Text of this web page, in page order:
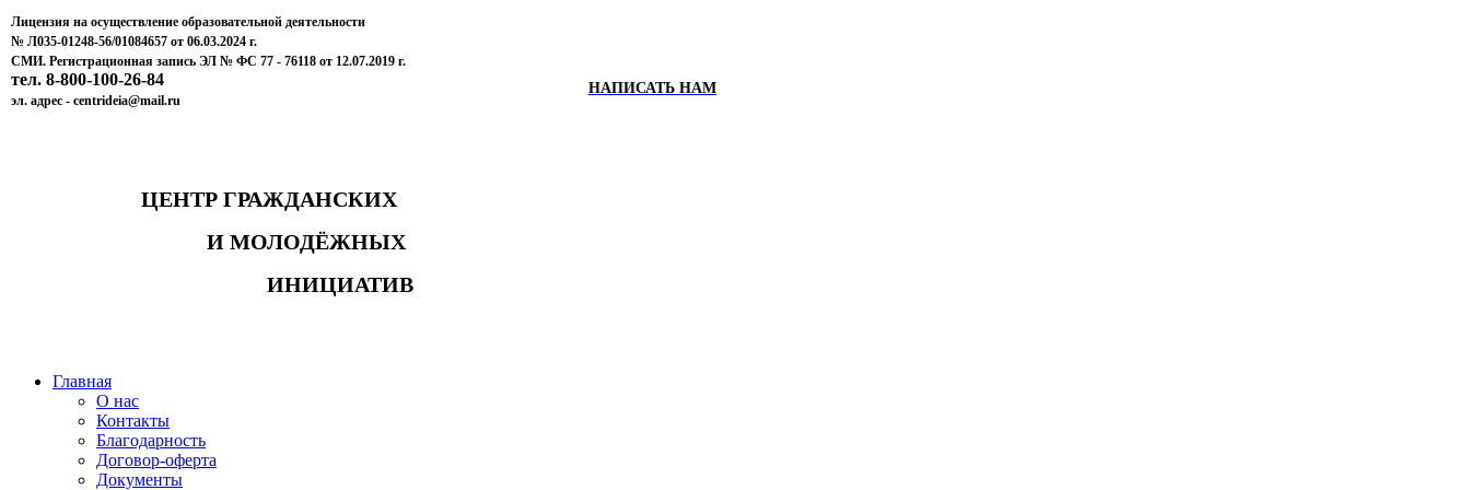
Лицензия на осуществление образовательной деятельности
№ Л035-01248-56/01084657 от 06.03.2024 г.
СМИ. Регистрационная запись ЭЛ № ФС 77 - 76118 от 12.07.2019 г.
тел. 8-800-100-26-84
эл. адрес - centrideia@mail.ru
НАПИСАТЬ НАМ
ЦЕНТР ГРАЖДАНСКИХ
И МОЛОДЁЖНЫХ
ИНИЦИАТИВ
Главная
О нас
Контакты
Благодарность
Договор-оферта
Документы